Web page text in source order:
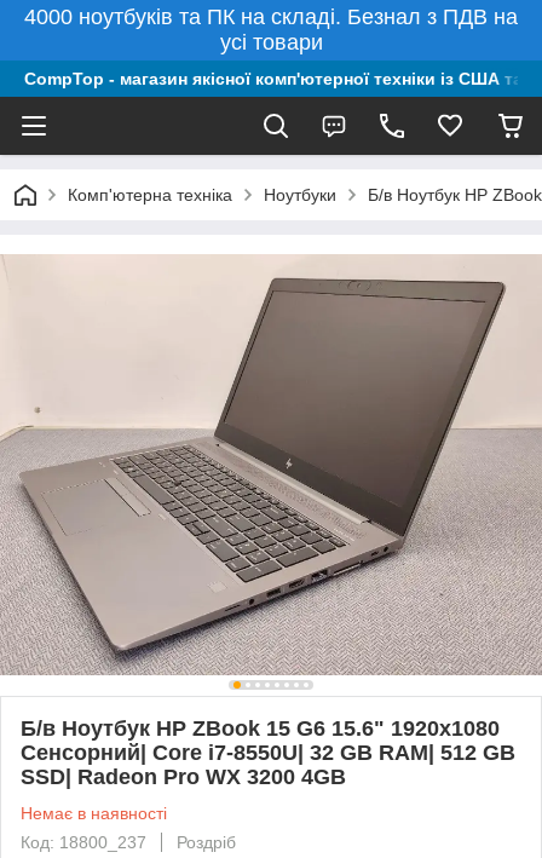
4000 ноутбуків та ПК на складі. Безнал з ПДВ на
усі товари
CompTop - магазин якісної комп'ютерної техніки із США та
Комп'ютерна техніка Ноутбуки Б/в Ноутбук HP
Б/в Ноутбук HP ZBook 15 G6 15.6" 1920x1080
Сенсорний| Core i7-8550U| 32 GB RAM| 512 GB
SSD| Radeon Pro WX 3200 4GB
Немає в наявності
Код: 18800_237
Роздріб